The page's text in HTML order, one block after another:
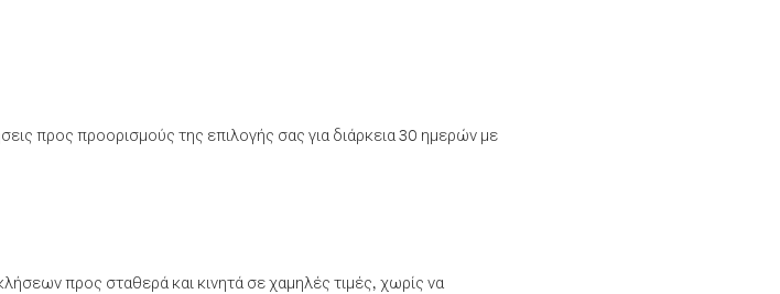
προς προορισμούς της επιλογής σας για διάρκεια 30 ημερών με
προς σταθερά και κινητά σε χαμηλές τιμές, χωρίς να